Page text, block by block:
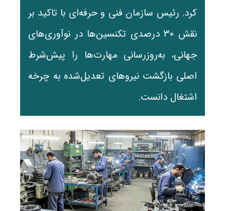
کرد. رئیس سازمان فنی و حرفه‌ای با تاکید بر
نقش ۳۰ درصدی تکنسین‌ها در نوآوری‌های
جهانی، به‌روزرسانی مهارت‌ها را پیش‌شرط
اصلی بازگشت نیروهای تعدیل‌شده به چرخه
اشتغال دانست.